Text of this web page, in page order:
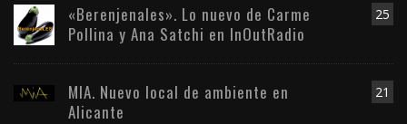
25
«Berenjenales». Lo nuevo de Carme
Pollina y Ana Satchi en InOutRadio
21
MIA. Nuevo local de ambiente en
Alicante